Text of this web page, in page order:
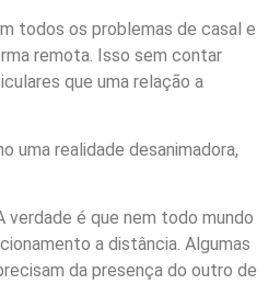
todos os problemas de casal e
remota. Isso sem contar
que uma relação a
uma realidade desanimadora,
verdade é que nem todo mundo
a distância. Algumas
da presença do outro de